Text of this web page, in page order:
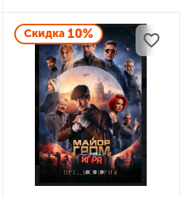
Скидка 10%